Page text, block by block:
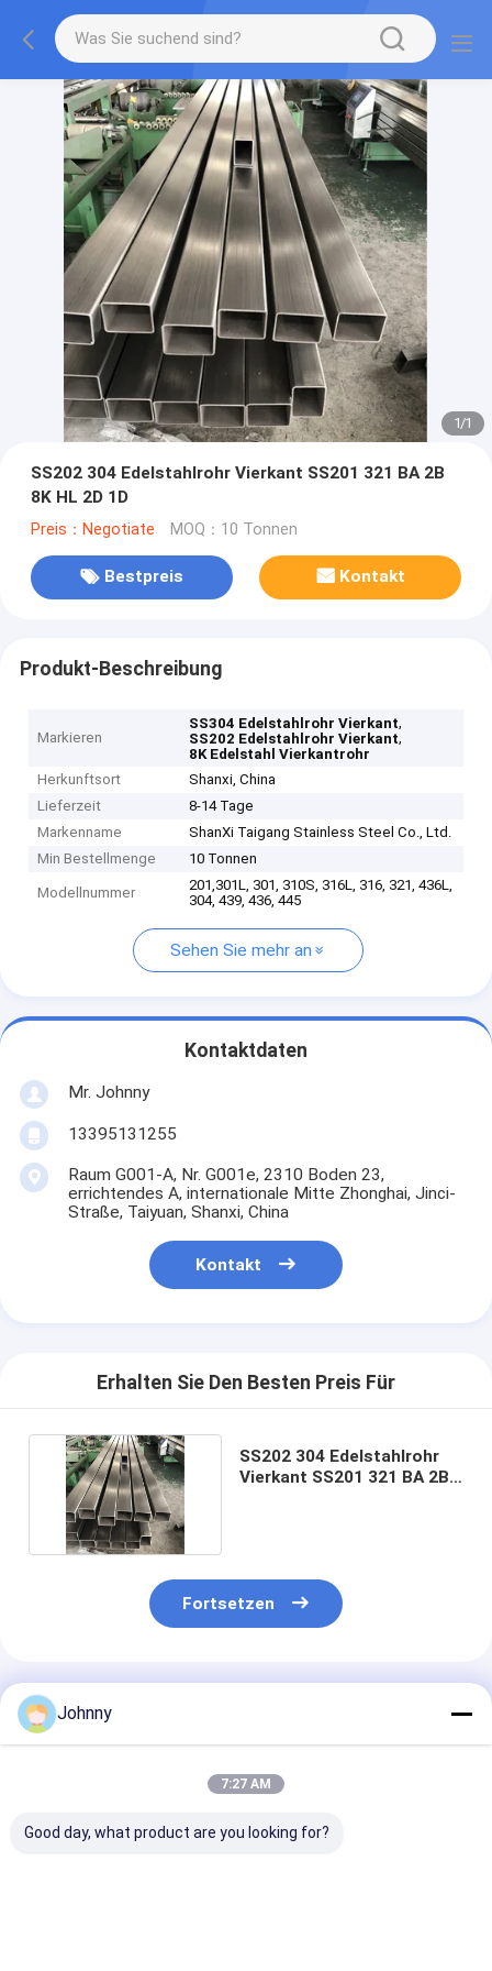
1/1
SS202 304 Edelstahlrohr Vierkant SS201 321 BA 2B
8K HL 2D 1D
Preis：Negotiate MOQ：10 Tonnen
Bestpreis Kontakt
Produkt-Beschreibung
Markieren
SS304 Edelstahlrohr Vierkant,
SS202 Edelstahlrohr Vierkant,
8K Edelstahl Vierkantrohr
Herkunftsort
Shanxi, China
Lieferzeit
8-14 Tage
Markenname
ShanXi Taigang Stainless Steel Co., Ltd.
Min Bestellmenge
10 Tonnen
Modellnummer
201,301L, 301, 310S, 316L, 316, 321, 436L,
304, 439, 436, 445
Sehen Sie mehr an
Kontaktdaten
Mr. Johnny
13395131255
Raum G001-A, Nr. G001e, 2310 Boden 23,
errichtendes A, internationale Mitte Zhonghai, Jinci-
Straße, Taiyuan, Shanxi, China
Kontakt
Erhalten Sie Den Besten Preis Für
SS202 304 Edelstahlrohr
Vierkant SS201 321 BA 2B
Fortsetzen
Empfohlene Produkte
Johnny
7:27 AM
Good day, what product are you looking for?